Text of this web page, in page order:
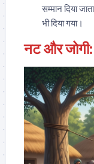
सम्मान दिया
भी दिया गया।
नट और जोगी: